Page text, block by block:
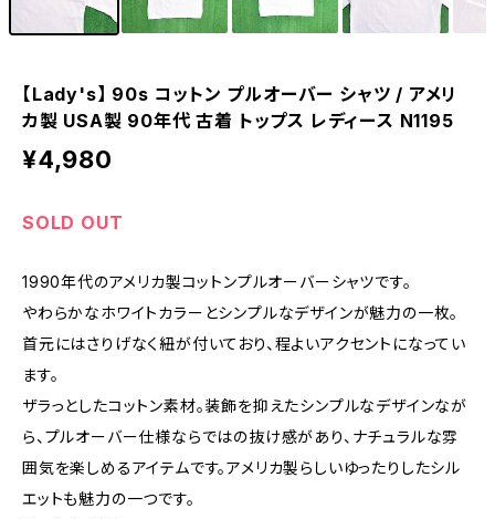
【Lady's】 90s コットン プルオーバー シャツ / アメリ
カ製 USA製 90年代 古着 トップス レディース N1195
¥4,980
SOLD OUT
1990年代のアメリカ製コットンプルオーバーシャツです。
やわらかなホワイトカラーとシンプルなデザインが魅力の一枚。
首元にはさりげなく紐が付いており、程よいアクセントになってい
ます。
ザラっとしたコットン素材。装飾を抑えたシンプルなデザインなが
ら、プルオーバー仕様ならではの抜け感があり、ナチュラルな雰
囲気を楽しめるアイテムです。アメリカ製らしいゆったりしたシル
エットも魅力の一つです。